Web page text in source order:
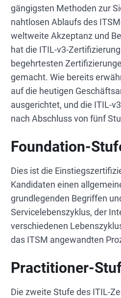
gängigsten Methoden zur
nahtlosen Ablaufs des
weltweite Akzeptanz und
hat die ITIL-v3-
begehrtesten
gemacht. Wie bereits
auf die heutigen
ausgerichtet, und die ITIL-
nach Abschluss von fünf
Foundation-
Dies ist die
Kandidaten einen
grundlegenden Begriffen
Servicelebenszyklus, der
verschiedenen
das ITSM angewandten
Practitioner-
Die zweite Stufe des ITIL-